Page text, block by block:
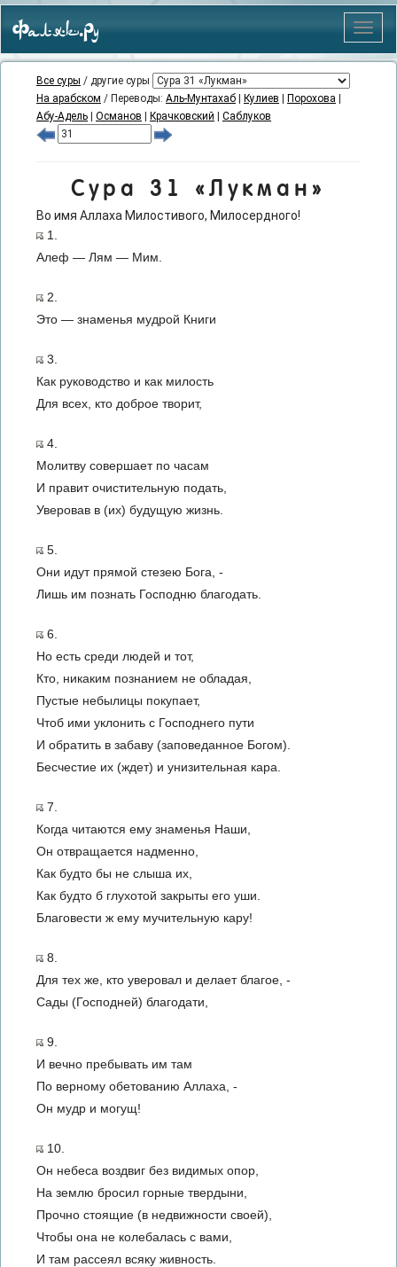
Меню
Фаляк.Ру
Все суры / другие суры
На арабском / Переводы: Аль-Мунтахаб Кулиев Порохова
Абу-Адель
Османов Крачковский Саблуков
Сура 31 «Лукман»
Во имя Аллаха Милостивого, Милосердного!
1.
Алеф — Лям — Мим.
2.
Это — знаменья мудрой Книги
3.
Как руководство и как милость
Для всех, кто доброе творит,
4.
Молитву совершает по часам
И правит очистительную подать,
Уверовав в (их) будущую жизнь.
5.
Они идут прямой стезею Бога, -
Лишь им познать Господню благодать.
6.
Но есть среди людей и тот,
Кто, никаким познанием не обладая,
Пустые небылицы покупает,
Чтоб ими уклонить с Господнего пути
И обратить в забаву (заповеданное Богом).
Бесчестие их (ждет) и унизительная кара.
7.
Когда читаются ему знаменья Наши,
Он отвращается надменно,
Как будто бы не слыша их,
Как будто б глухотой закрыты его уши.
Благовести ж ему мучительную кару!
8.
Для тех же, кто уверовал и делает благое, -
Сады (Господней) благодати,
9.
И вечно пребывать им там
По верному обетованию Аллаха, -
Он мудр и могущ!
10.
Он небеса воздвиг без видимых опор,
На землю бросил горные твердыни,
Прочно стоящие (в недвижности своей),
Чтобы она не колебалась с вами,
И там рассеял всяку живность.